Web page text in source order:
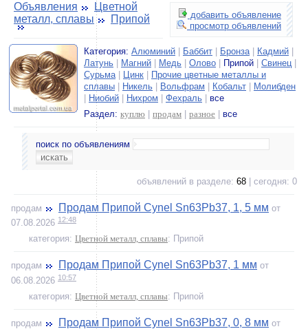
добавить объявление
просмотр объявлений
Объявления
Цветной
металл, сплавы
Припой
Категория: Алюминий Баббит Бронза| Кадмий
Латунь
Магний Медь Олово Припой Свинец
Сурьма| Цинк
Прочие цветные металлы и
сплавы
Никель Вольфрам Кобальт
Молибден
Ниобий Нихром Фехраль
все
Раздел: куплю продам разное все
поиск по объявлениям
объявлений в разделе: 68 | сегодня: 0
продам Продам Припой Cynel Sn63Pb37, 1, 5 мм от
07.08.2026 12:48
категория: Цветной металл, сплавы: Припой
продам Продам Припой Cynel Sn63Pb37, 1 мм от
06.08.2026 10:57
категория: Цветной металл, сплавы: Припой
продам Продам Припой Cynel Sn63Pb37, 0, 8 мм от